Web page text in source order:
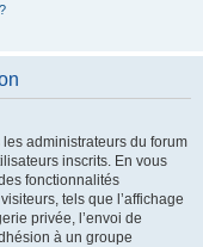
les administrateurs du forum
inscrits. En vous
fonctionnalités
tels que l’affichage
privée, l’envoi de
à un groupe